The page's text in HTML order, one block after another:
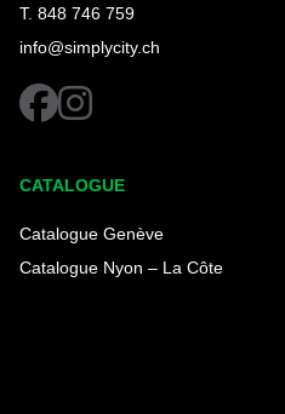
T. 848 746 759
info@simplycity.ch
facebookinstagram
CATALOGUE
Catalogue Genève
Catalogue Nyon – La Côte